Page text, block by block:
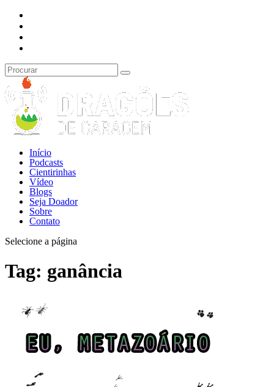
Início
Podcasts
Cientirinhas
Vídeo
Blogs
Seja Doador
Sobre
Contato
Selecione a página
Tag: ganância